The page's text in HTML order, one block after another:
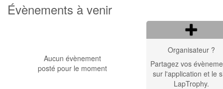
Évènements à venir
Aucun évènement
posté pour le moment
Organisateur ?
Partagez vos
sur l'application et le
LapTrophy.